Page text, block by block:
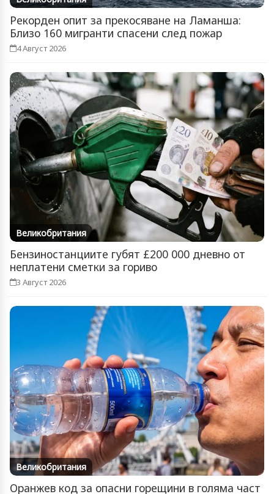
Рекорден опит за прекосяване на Ламанша:
Близо 160 мигранти спасени след пожар
4 Август 2026
Великобритания
Бензиностанциите губят £200 000 дневно от
неплатени сметки за гориво
3 Август 2026
Великобритания
Оранжев код за опасни горещини в голяма част